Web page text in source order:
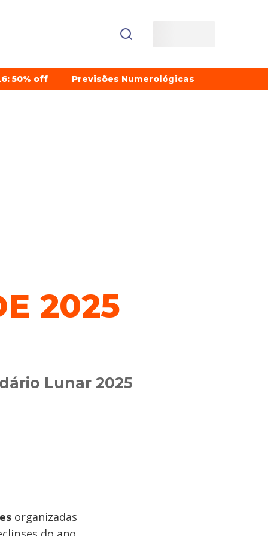
50% off Previsões Numerológicas
2025
Lunar 2025
organizadas